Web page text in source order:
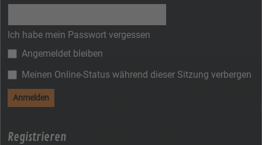
Ich habe mein Passwort vergessen
Angemeldet bleiben
Meinen Online-Status während dieser Sitzung verbergen
Registrieren